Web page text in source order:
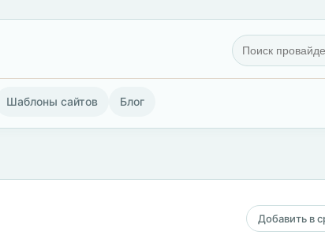
Шаблоны сайтов Блог
Добавить в